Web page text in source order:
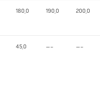
180,0 190,0 200,0
45,0 —– —–